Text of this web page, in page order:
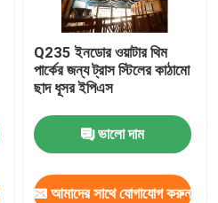
Q235 ইনডোর ওয়াটার থিম
পার্কের জন্য ট্রাস স্টিলের কাঠামো
ছাদ ধূসর ইপিএস
ভালো দাম
আমাদের সাথে যোগাযোগ করুন